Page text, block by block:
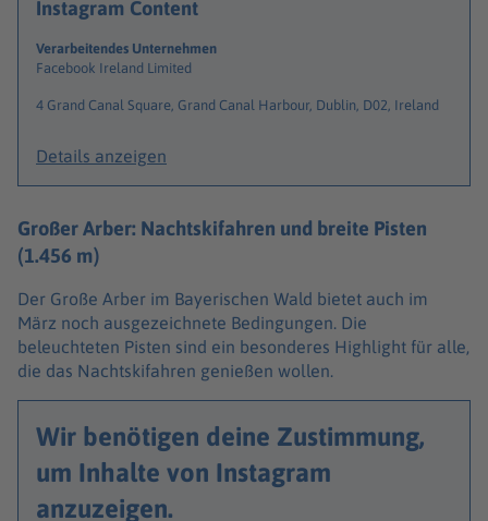
Instagram Content
Verarbeitendes Unternehmen
Facebook Ireland Limited
4 Grand Canal Square, Grand Canal Harbour, Dublin, D02, Ireland
Details anzeigen
Großer Arber: Nachtskifahren und breite Pisten
(1.456 m)
Der Große Arber im Bayerischen Wald bietet auch im
März noch ausgezeichnete Bedingungen. Die
beleuchteten Pisten sind ein besonderes Highlight für alle,
die das Nachtskifahren genießen wollen.
Wir benötigen deine Zustimmung,
um Inhalte von Instagram
anzuzeigen.